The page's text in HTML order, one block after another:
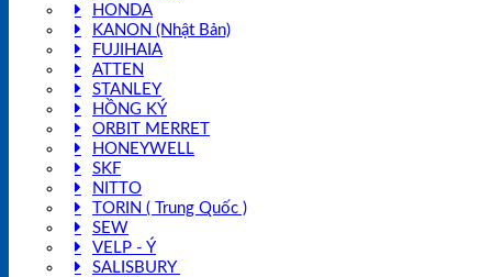
HONDA
KANON (Nhật Bản)
FUJIHAIA
ATTEN
STANLEY
HỒNG KÝ
ORBIT MERRET
HONEYWELL
SKF
NITTO
TORIN ( Trung Quốc )
SEW
VELP - Ý
SALISBURY